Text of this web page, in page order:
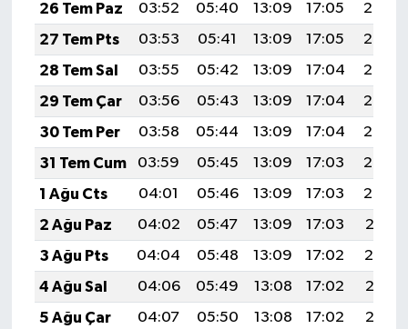
26 Tem Paz
03:52 05:40 13:09 17:05
20:28
27 Tem Pts
03:53 05:41 13:09 17:05
20:27
28 Tem Sal
03:55 05:42 13:09 17:04
20:26
29 Tem Çar
03:56 05:43 13:09 17:04
20:25
30 Tem Per
03:58 05:44 13:09 17:04
20:24
31 Tem Cum
03:59 05:45 13:09 17:03
20:23
1 Ağu Cts
04:01 05:46 13:09 17:03
20:22
2 Ağu Paz
04:02 05:47 13:09 17:03
20:21
3 Ağu Pts
04:04 05:48 13:09 17:02
20:19
4 Ağu Sal
04:06 05:49 13:08 17:02
20:18
5 Ağu Çar
04:07 05:50 13:08 17:02
20:17